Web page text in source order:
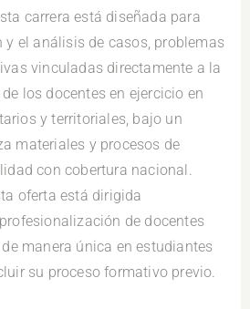
carrera está diseñada para
y el análisis de casos, problemas
vinculadas directamente a la
los docentes en ejercicio en
y territoriales, bajo un
materiales y procesos de
con cobertura nacional.
oferta está dirigida
de docentes
manera única en estudiantes
su proceso formativo previo.